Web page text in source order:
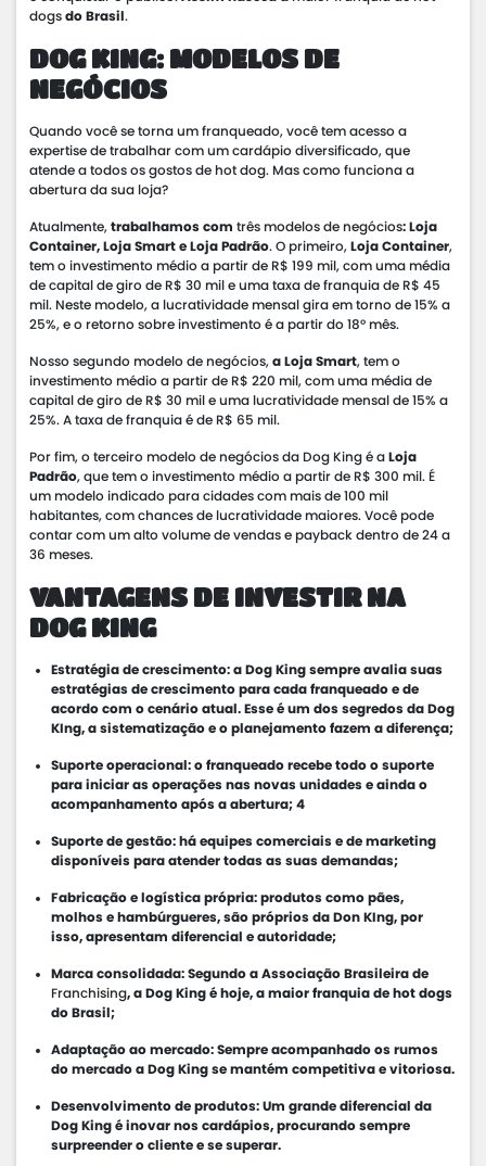
dogsdo Brasil.
DOG KING: MODELOS DE
NEGÓCIOS
Quando você se torna um franqueado, você tem acesso a
expertise de trabalhar com umcardápiodiversificado, que
atende a todos os gostos de hot dog. Mas como funciona a
abertura da sua loja?
Atualmente,trabalhamos com três modelos de negócios: Loja
Container, Loja Smart e Loja Padrão. O primeiro,Loja Container,
tem o investimento médio a partir de R$ 199 mil, com uma média
de capital de giro de R$ 30 mil e uma taxa de franquia de R$ 45
mil. Neste modelo, a lucratividade mensal gira em torno de 15% a
25%, e o retorno sobre investimento é a partir do 18º mês.
Nosso segundo modelo de negócios,a Loja Smart, tem o
investimento médio a partir de R$ 220 mil, com uma média de
capital de giro de R$ 30 mil e uma lucratividade mensal de 15% a
25%. A taxa de franquia é de R$ 65 mil.
Por fim, o terceiro modelo de negócios da Dog King é aLoja
Padrão, que tem o investimento médio a partir de R$ 300 mil. É
um modelo indicado para cidades com mais de 100 mil
habitantes, com chances de lucratividade maiores. Você pode
contar com um alto volume de vendas e payback dentro de 24 a
36 meses.
VANTAGENS DE INVESTIR NA
DOG KING
Estratégia de crescimento: a Dog King sempre avalia suas
estratégias de crescimento para cada franqueado e de
acordo com o cenário atual. Esse é um dos segredos da Dog
KIng, a sistematização e o planejamento fazem a diferença;
Suporte operacional: o franqueado recebe todo o suporte
para iniciar as operações nas novas unidades e ainda o
acompanhamento após a abertura; 4
Suporte de gestão: há equipes comerciais e de marketing
disponíveis para atender todas as suas demandas;
Fabricação e logística própria: produtos como pães,
molhos e hambúrgueres, são próprios da Don KIng, por
isso, apresentam diferencial e autoridade;
Marca consolidada: Segundo a Associação Brasileira de
Franchising, a Dog King é hoje, a maior franquia de hot dogs
do Brasil;
Adaptação ao mercado: Sempre acompanhado os rumos
do mercado a Dog King se mantém competitiva e vitoriosa.
Desenvolvimento de produtos: Um grande diferencial da
Dog King é inovar nos cardápios, procurando sempre
surpreender o cliente e se superar.